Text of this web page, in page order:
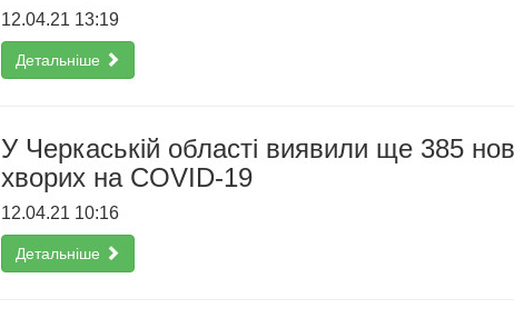
12.04.21 13:19
Детальніше
У Черкаській області виявили ще 385
хворих на COVID-19
12.04.21 10:16
Детальніше